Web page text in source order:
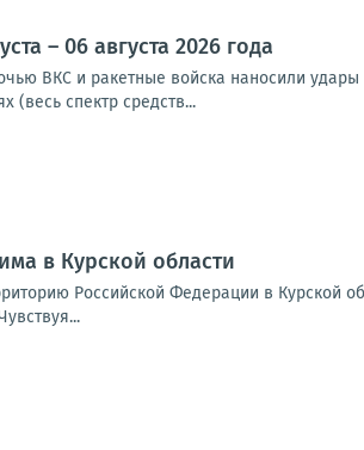
– 06 августа 2026 года
ВКС и ракетные войска наносили
(весь спектр средств...
в Курской области
Российской Федерации в Курской